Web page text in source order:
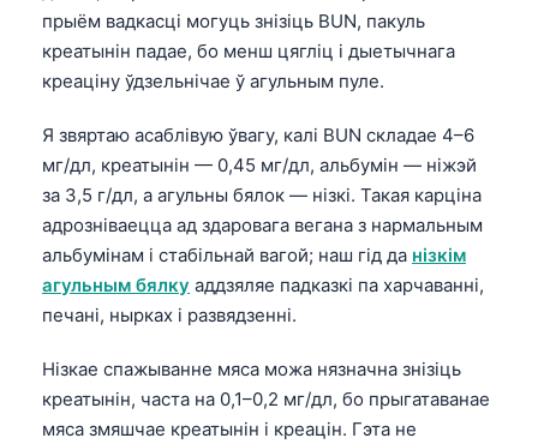
прыём вадкасці могуць знізіць BUN, пакуль
креатынін падае, бо менш цягліц і дыетычнага
креаціну ўдзельнічае ў агульным пуле.
Я звяртаю асаблівую ўвагу, калі BUN складае 4–6
мг/дл, креатынін — 0,45 мг/дл, альбумін — ніжэй
за 3,5 г/дл, а агульны бялок — нізкі. Такая карціна
адрозніваецца ад здаровага вегана з нармальным
альбумінам і стабільнай вагой; наш гід да нізкім
агульным бялку аддзяляе падказкі па харчаванні,
печані, нырках і развядзенні.
Нізкае спажыванне мяса можа нязначна знізіць
креатынін, часта на 0,1–0,2 мг/дл, бо прыгатаванае
мяса змяшчае креатынін і креацін. Гэта не
Kiswahili
አማርኛ
O‘zbekcha
Català
Қазақ тілі
Suomi
Hrvatski
پښتو